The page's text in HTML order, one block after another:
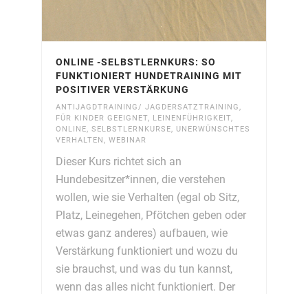
ONLINE -SELBSTLERNKURS: SO
FUNKTIONIERT HUNDETRAINING MIT
POSITIVER VERSTÄRKUNG
ANTIJAGDTRAINING/ JAGDERSATZTRAINING,
FÜR KINDER GEEIGNET, LEINENFÜHRIGKEIT,
ONLINE, SELBSTLERNKURSE, UNERWÜNSCHTES
VERHALTEN, WEBINAR
Dieser Kurs richtet sich an
Hundebesitzer*innen, die verstehen
wollen, wie sie Verhalten (egal ob Sitz,
Platz, Leinegehen, Pfötchen geben oder
etwas ganz anderes) aufbauen, wie
Verstärkung funktioniert und wozu du
sie brauchst, und was du tun kannst,
wenn das alles nicht funktioniert. Der